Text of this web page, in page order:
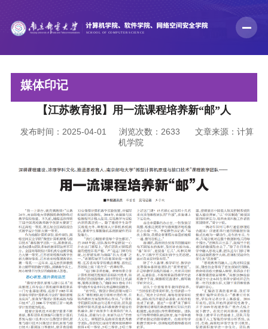
媒体印记
【江苏教育报】用一流课程培养新“邮”人
发布时间：2025-04-01 浏览次数： 2633
文章来源：计算
机学院